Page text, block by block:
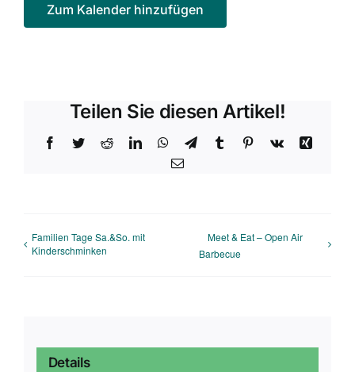
Zum Kalender hinzufügen
Teilen Sie diesen Artikel!
Facebook
TwitterRedditLinkedInWhatsApp
TelegramTumblrPinterest
Vk
Xing
E-
Familien Tage Sa.&So. mit
Kinderschminken
Meet & Eat – Open Air
Barbecue
Details